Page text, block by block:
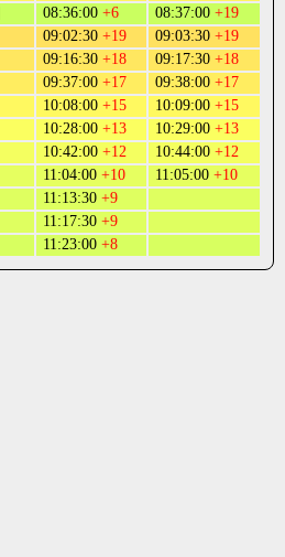
08:36:00 +6 08:37:00 +19
09:02:30 +19 09:03:30 +19
09:16:30 +18 09:17:30 +18
09:37:00 +17 09:38:00 +17
10:08:00 +15 10:09:00 +15
10:28:00 +13 10:29:00 +13
10:42:00 +12 10:44:00 +12
11:04:00 +10 11:05:00 +10
11:13:30 +9
11:17:30 +9
11:23:00 +8